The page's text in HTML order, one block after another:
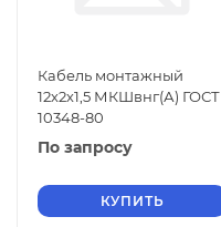
Кабель монтажный
12х2х1,5 МКШвнг(А) ГОСТ
10348-80
По запросу
КУПИТЬ